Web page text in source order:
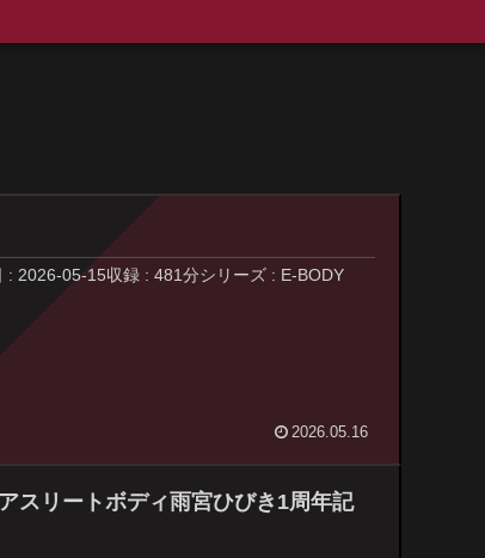
2026-05-15収録 : 481分シリーズ : E-BODY
2026.05.16
スリートボディ雨宮ひびき1周年記